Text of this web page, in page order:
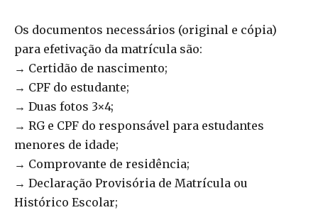
Os documentos necessários (original e cópia)
para efetivação da matrícula são:
→ Certidão de nascimento;
→ CPF do estudante;
→ Duas fotos 3×4;
→ RG e CPF do responsável para estudantes
menores de idade;
→ Comprovante de residência;
→ Declaração Provisória de Matrícula ou
Histórico Escolar;